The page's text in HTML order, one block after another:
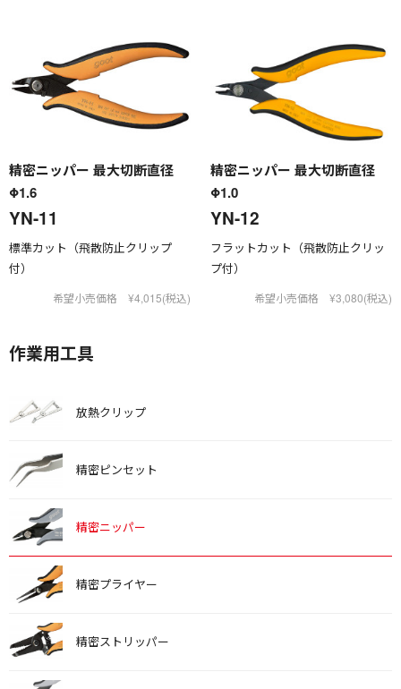
精密ニッパー 最大切断直径
Φ1.6
YN-11
標準カット（飛散防止クリップ
付）
希望小売価格 ¥4,015(税込)
精密ニッパー 最大切断直径
Φ1.0
YN-12
フラットカット（飛散防止クリッ
プ付）
希望小売価格 ¥3,080(税込)
作業用工具
放熱クリップ
精密ピンセット
精密ニッパー
精密プライヤー
精密ストリッパー